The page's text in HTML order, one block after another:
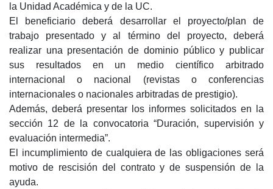
la Unidad Académica y de la UC.
El beneficiario deberá desarrollar el proyecto/plan de
trabajo presentado y al término del proyecto, deberá
realizar una presentación de dominio público y publicar
sus resultados en un medio científico arbitrado
internacional o nacional (revistas o conferencias
internacionales o nacionales arbitradas de prestigio).
Además, deberá presentar los informes solicitados en la
sección 12 de la convocatoria “Duración, supervisión y
evaluación intermedia”.
El incumplimiento de cualquiera de las obligaciones será
motivo de rescisión del contrato y de suspensión de la
ayuda.